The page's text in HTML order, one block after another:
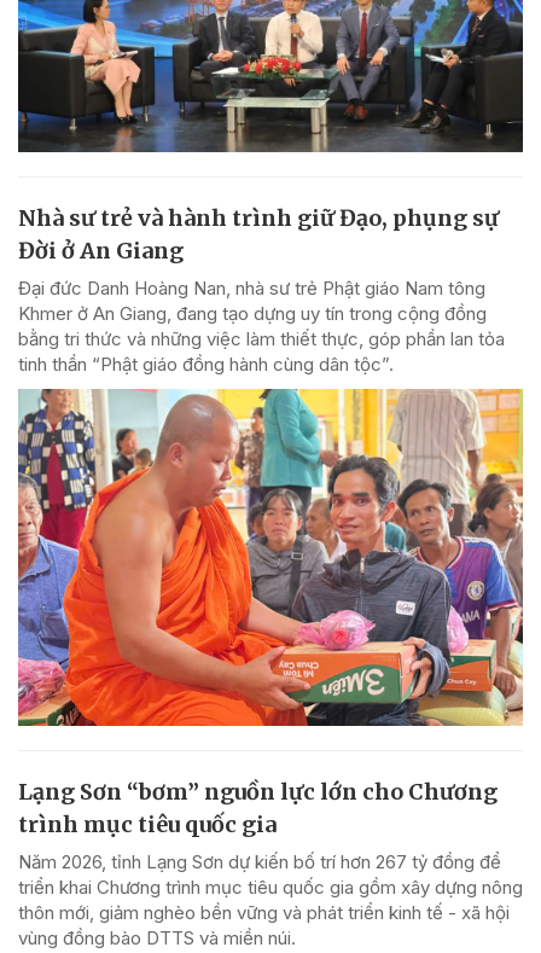
Nhà sư trẻ và hành trình giữ Đạo, phụng sự
Đời ở An Giang
Đại đức Danh Hoàng Nan, nhà sư trẻ Phật giáo Nam tông
Khmer ở An Giang, đang tạo dựng uy tín trong cộng đồng
bằng tri thức và những việc làm thiết thực, góp phần lan tỏa
tinh thần “Phật giáo đồng hành cùng dân tộc”.
Lạng Sơn “bơm” nguồn lực lớn cho Chương
trình mục tiêu quốc gia
Năm 2026, tỉnh Lạng Sơn dự kiến bố trí hơn 267 tỷ đồng để
triển khai Chương trình mục tiêu quốc gia gồm xây dựng nông
thôn mới, giảm nghèo bền vững và phát triển kinh tế - xã hội
vùng đồng bào DTTS và miền núi.